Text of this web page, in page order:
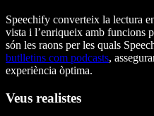
Speechify converteix la lectura
vista i l’enriqueix amb funcions
són les raons per les quals
butlletins com podcasts,
experiència òptima.
Veus realistes